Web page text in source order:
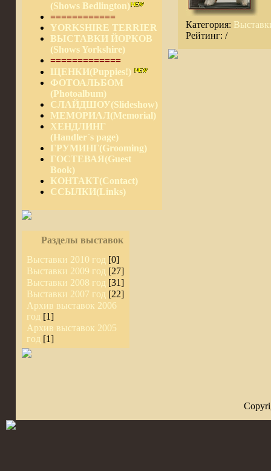
(Shows Bedlington)
============
YORKSHIRE TERRIER
ВЫСТАВКИ ЙОРКОВ
(Shows Yorkshire)
=============
ЩЕНКИ(Puppies!)
ФОТОАЛЬБОМ
(Photoalbum)
СЛАЙДШОУ(Slideshow)
МЕМОРИАЛ(Memorial)
ХЕНДЛИНГ
(Handler`s page)
ГРУМИНГ(Grooming)
ГОСТЕВАЯ(Guest
Book)
КОНТАКТ(Contact)
ССЫЛКИ(Links)
Разделы выставок
Выставки 2010 год [0]
Выставки 2009 год [27]
Выставки 2008 год [31]
Выставки 2007 год [22]
Архив выставок 2006
год [1]
Архив выставок 2005
год [1]
Категория:
Рейтинг: /